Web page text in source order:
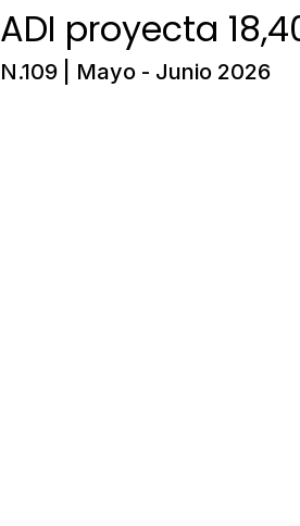
ADI proyecta
N.109 | Mayo - Junio 2026